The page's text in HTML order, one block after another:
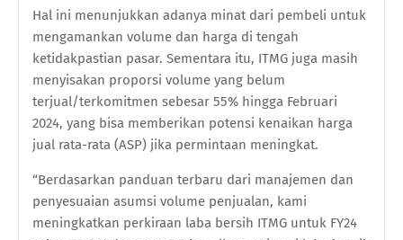
Hal ini menunjukkan adanya minat dari pembeli untuk
mengamankan volume dan harga di tengah
ketidakpastian pasar. Sementara itu, ITMG juga masih
menyisakan proporsi volume yang belum
terjual/terkomitmen sebesar 55% hingga Februari
2024, yang bisa memberikan potensi kenaikan harga
jual rata-rata (ASP) jika permintaan meningkat.
“Berdasarkan panduan terbaru dari manajemen dan
penyesuaian asumsi volume penjualan, kami
meningkatkan perkiraan laba bersih ITMG untuk FY24